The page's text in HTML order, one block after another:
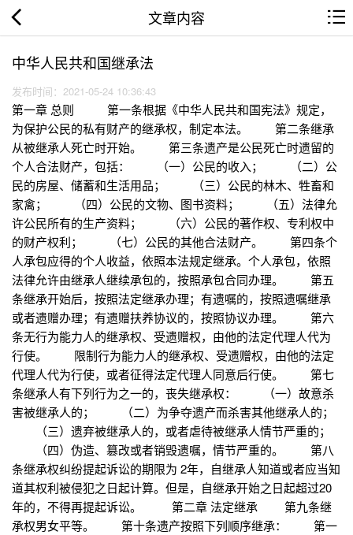
文章内容
中华人民共和国继承法
发布时间：2021-05-24 10:36:43
第一章 总则 第一条根据《中华人民共和国宪法》规定，
为保护公民的私有财产的继承权，制定本法。 第二条继承
从被继承人死亡时开始。 第三条遗产是公民死亡时遗留的
个人合法财产，包括： （一）公民的收入； （二）公
民的房屋、储蓄和生活用品； （三）公民的林木、牲畜和
家禽； （四）公民的文物、图书资料； （五）法律允
许公民所有的生产资料； （六）公民的著作权、专利权中
的财产权利； （七）公民的其他合法财产。 第四条个
人承包应得的个人收益，依照本法规定继承。个人承包，依照
法律允许由继承人继续承包的，按照承包合同办理。 第五
条继承开始后，按照法定继承办理；有遗嘱的，按照遗嘱继承
或者遗赠办理；有遗赠扶养协议的，按照协议办理。 第六
条无行为能力人的继承权、受遗赠权，由他的法定代理人代为
行使。 限制行为能力人的继承权、受遗赠权，由他的法定
代理人代为行使，或者征得法定代理人同意后行使。 第七
条继承人有下列行为之一的，丧失继承权： （一）故意杀
害被继承人的； （二）为争夺遗产而杀害其他继承人的；
（三）遗弃被继承人的，或者虐待被继承人情节严重的；
（四）伪造、篡改或者销毁遗嘱，情节严重的。 第八
条继承权纠纷提起诉讼的期限为 2年，自继承人知道或者应当知
道其权利被侵犯之日起计算。但是，自继承开始之日起超过20
年的，不得再提起诉讼。 第二章 法定继承 第九条继
承权男女平等。 第十条遗产按照下列顺序继承： 第一